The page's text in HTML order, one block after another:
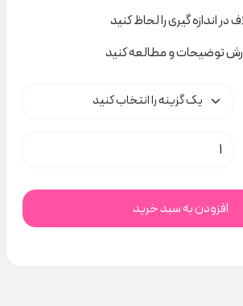
توضیحات و مطالعه کنید
دستمال گردن next کد t000428 عدد
افزودن به سبد خرید